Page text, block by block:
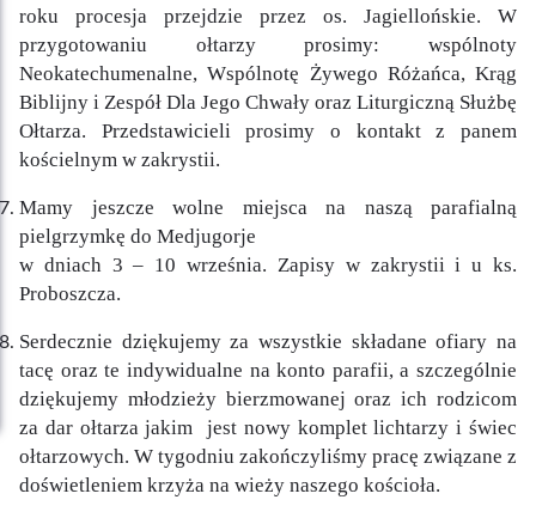
roku procesja przejdzie przez os. Jagiellońskie. W
przygotowaniu ołtarzy prosimy: wspólnoty
Neokatechumenalne, Wspólnotę Żywego Różańca, Krąg
Biblijny i Zespół Dla Jego Chwały oraz Liturgiczną Służbę
Ołtarza. Przedstawicieli prosimy o kontakt z panem
kościelnym w zakrystii.
Mamy jeszcze wolne miejsca na naszą parafialną
pielgrzymkę do Medjugorje
w dniach 3 – 10 września. Zapisy w zakrystii i u ks.
Proboszcza.
Serdecznie dziękujemy za wszystkie składane ofiary na
tacę oraz te indywidualne na konto parafii, a szczególnie
dziękujemy młodzieży bierzmowanej oraz ich rodzicom
za dar ołtarza jakim jest nowy komplet lichtarzy i świec
ołtarzowych. W tygodniu zakończyliśmy pracę związane z
doświetleniem krzyża na wieży naszego kościoła.